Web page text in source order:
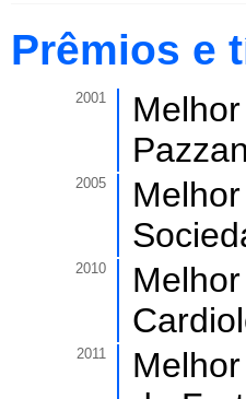
Prêmios e
2001
2005
2010
2011